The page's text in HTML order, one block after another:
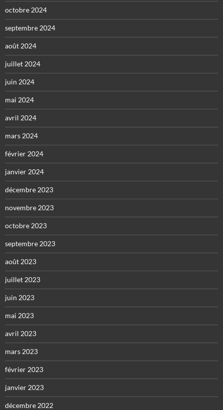
octobre 2024
septembre 2024
août 2024
juillet 2024
juin 2024
mai 2024
avril 2024
mars 2024
février 2024
janvier 2024
décembre 2023
novembre 2023
octobre 2023
septembre 2023
août 2023
juillet 2023
juin 2023
mai 2023
avril 2023
mars 2023
février 2023
janvier 2023
décembre 2022